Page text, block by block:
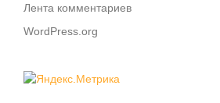
Лента комментариев
WordPress.org